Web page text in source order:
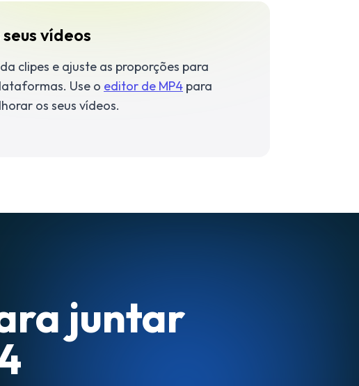
vídeos
clipes e ajuste as proporções para
Use o editor de MP4 para
os seus vídeos.
juntar